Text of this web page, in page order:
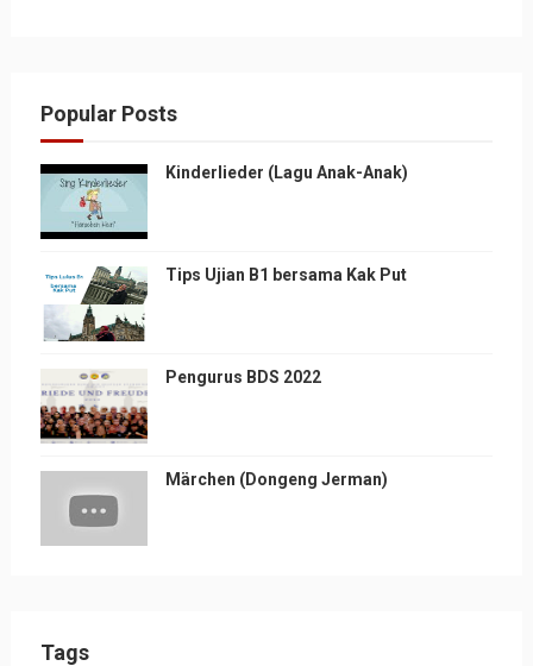
Popular Posts
Kinderlieder (Lagu Anak-Anak)
Tips Ujian B1 bersama Kak Put
Pengurus BDS 2022
Märchen (Dongeng Jerman)
Tags